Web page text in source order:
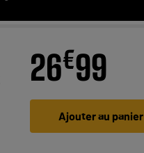
26€99
Ajouter au panier